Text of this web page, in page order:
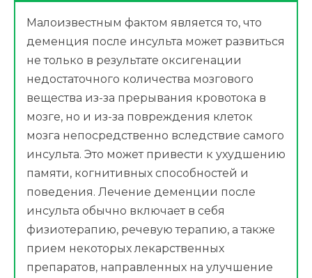
Малоизвестным фактом является то, что
деменция после инсульта может развиться
не только в результате оксигенации
недостаточного количества мозгового
вещества из-за прерывания кровотока в
мозге, но и из-за повреждения клеток
мозга непосредственно вследствие самого
инсульта. Это может привести к ухудшению
памяти, когнитивных способностей и
поведения. Лечение деменции после
инсульта обычно включает в себя
физиотерапию, речевую терапию, а также
прием некоторых лекарственных
препаратов, направленных на улучшение